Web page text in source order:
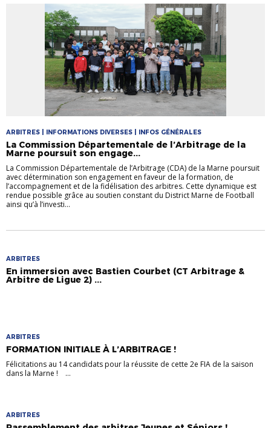
ARBITRES | INFORMATIONS DIVERSES | INFOS GÉNÉRALES
La Commission Départementale de l’Arbitrage de la
Marne poursuit son engage...
La Commission Départementale de l’Arbitrage (CDA) de la Marne poursuit
avec détermination son engagement en faveur de la formation, de
l’accompagnement et de la fidélisation des arbitres. Cette dynamique est
rendue possible grâce au soutien constant du District Marne de Football
ainsi qu’à l’investi...
ARBITRES
En immersion avec Bastien Courbet (CT Arbitrage &
Arbitre de Ligue 2) ...
ARBITRES
FORMATION INITIALE À L’ARBITRAGE !
Félicitations au 14 candidats pour la réussite de cette 2e FIA de la saison
dans la Marne ! ...
ARBITRES